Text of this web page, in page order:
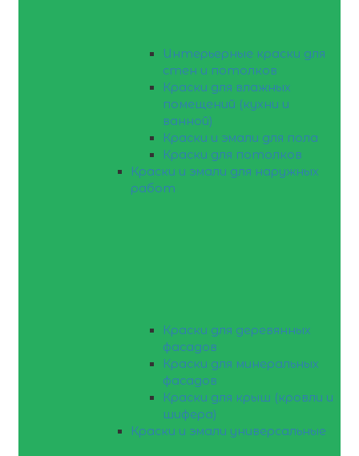
Интерьерные краски для
стен и потолков
Краски для влажных
помещений (кухни и
ванной)
Краски и эмали для пола
Краски для потолков
Краски и эмали для наружных
работ
Краски для деревянных
фасадов
Краски для минеральных
фасадов
Краски для крыш (кровли и
шифера)
Краски и эмали универсальные